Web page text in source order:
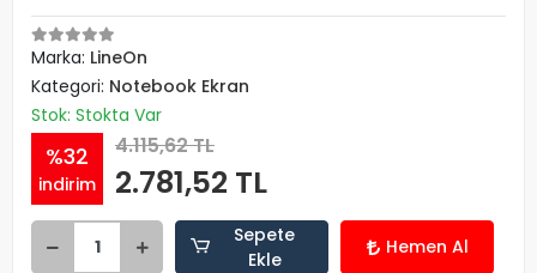
Marka: LineOn
Kategori: Notebook Ekran
Stok: Stokta Var
%32
indirim
4.115,62 TL
2.781,52 TL
Sepete
Ekle
Hemen Al